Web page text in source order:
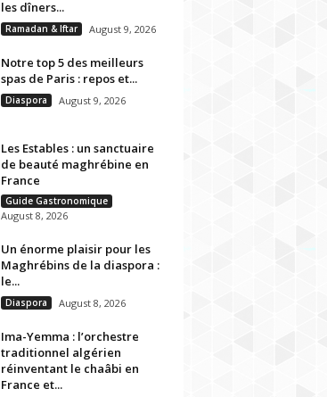
les dîners...
Ramadan & Iftar August 9, 2026
Notre top 5 des meilleurs
spas de Paris : repos et...
Diaspora August 9, 2026
Les Estables : un sanctuaire
de beauté maghrébine en
France
Guide Gastronomique
August 8, 2026
Un énorme plaisir pour les
Maghrébins de la diaspora :
le...
Diaspora August 8, 2026
Ima-Yemma : l’orchestre
traditionnel algérien
réinventant le chaâbi en
France et...